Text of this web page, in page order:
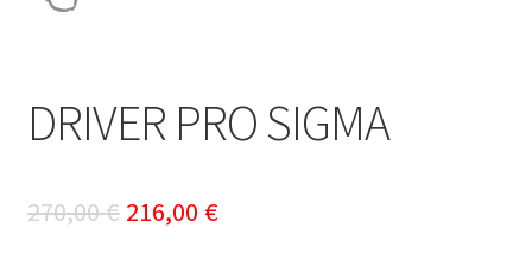
DRIVER PRO SIGMA
270,00€ Le
216,00 €Le